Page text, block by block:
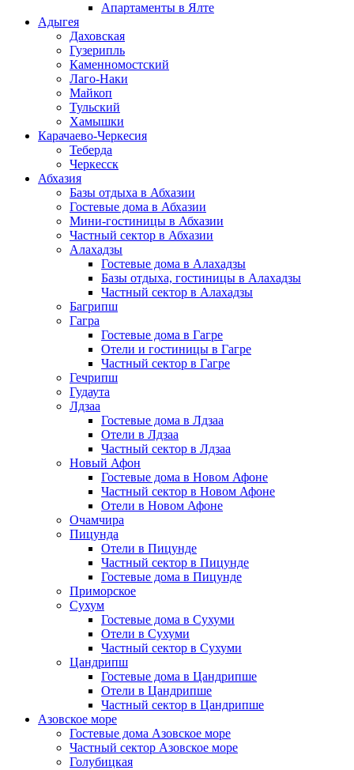
Апартаменты в Ялте
Адыгея
Даховская
Гузерипль
Каменномостский
Лаго-Наки
Майкоп
Тульский
Хамышки
Карачаево-Черкесия
Теберда
Черкесск
Абхазия
Базы отдыха в Абхазии
Гостевые дома в Абхазии
Мини-гостиницы в Абхазии
Частный сектор в Абхазии
Алахадзы
Гостевые дома в Алахадзы
Базы отдыха, гостиницы в Алахадзы
Частный сектор в Алахадзы
Багрипш
Гагра
Гостевые дома в Гагре
Отели и гостиницы в Гагре
Частный сектор в Гагре
Гечрипш
Гудаута
Лдзаа
Гостевые дома в Лдзаа
Отели в Лдзаа
Частный сектор в Лдзаа
Новый Афон
Гостевые дома в Новом Афоне
Частный сектор в Новом Афоне
Отели в Новом Афоне
Очамчира
Пицунда
Отели в Пицунде
Частный сектор в Пицунде
Гостевые дома в Пицунде
Приморское
Сухум
Гостевые дома в Сухуми
Отели в Сухуми
Частный сектор в Сухуми
Цандрипш
Гостевые дома в Цандрипше
Отели в Цандрипше
Частный сектор в Цандрипше
Азовское море
Гостевые дома Азовское море
Частный сектор Азовское море
Голубицкая